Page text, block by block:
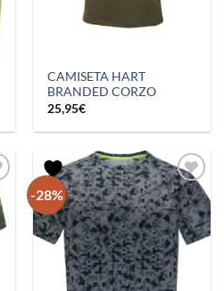
CAMISETA HART
BRANDED CORZO
25,95€
-28%